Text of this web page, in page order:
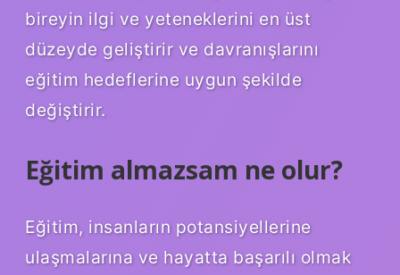
bireyin ilgi ve yeteneklerini en üst
düzeyde geliştirir ve davranışlarını
eğitim hedeflerine uygun şekilde
değiştirir.
Eğitim almazsam ne olur?
Eğitim, insanların potansiyellerine
ulaşmalarına ve hayatta başarılı olmak